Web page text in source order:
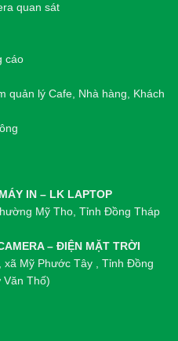
quan sát
cáo
quản lý Cafe, Nhà hàng, Khách
IN – LK LAPTOP
Mỹ Tho, Tỉnh Đồng Tháp
– ĐIỆN MẶT TRỜI
Mỹ Phước Tây , Tỉnh Đồng
Văn Thố)